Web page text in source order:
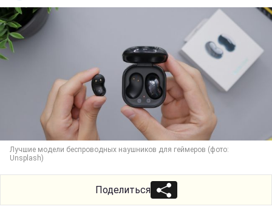
Лучшие модели беспроводных наушников для геймеров (фото:
Unsplash)
Поделиться